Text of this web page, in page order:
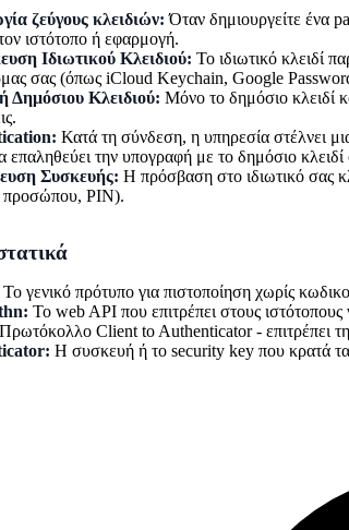
ζεύγους κλειδιών: Όταν δημιουργείτε ένα
ιστότοπο ή εφαρμογή.
Ιδιωτικού Κλειδιού: Το ιδιωτικό κλειδί
σας (όπως iCloud Keychain, Google
Δημόσιου Κλειδιού: Μόνο το δημόσιο κλειδί
Κατά τη σύνδεση, η υπηρεσία στέλνει
επαληθεύει την υπογραφή με το δημόσιο κλειδί
Συσκευής: Η πρόσβαση στο ιδιωτικό σας
PIN).
Το γενικό πρότυπο για πιστοποίηση χωρίς
Το web API που επιτρέπει στους
Πρωτόκολλο Client to Authenticator - επιτρέπει
Η συσκευή ή το security key που κρατά τα